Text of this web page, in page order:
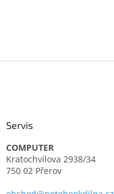
Servis
COMPUTER
Kratochvílova 2938/34
750 02 Přerov